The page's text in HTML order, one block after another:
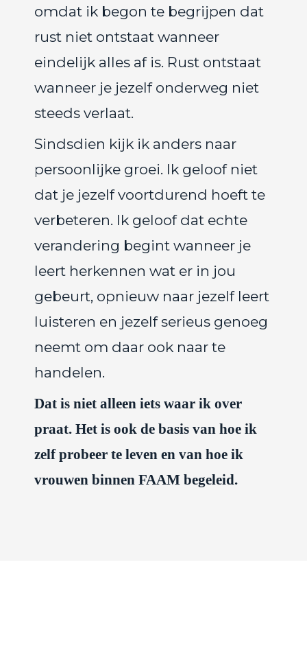
omdat ik begon te begrijpen dat
rust niet ontstaat wanneer
eindelijk alles af is. Rust ontstaat
wanneer je jezelf onderweg niet
steeds verlaat.
Sindsdien kijk ik anders naar
persoonlijke groei. Ik geloof niet
dat je jezelf voortdurend hoeft te
verbeteren. Ik geloof dat echte
verandering begint wanneer je
leert herkennen wat er in jou
gebeurt, opnieuw naar jezelf leert
luisteren en jezelf serieus genoeg
neemt om daar ook naar te
handelen.
Dat is niet alleen iets waar ik over
praat. Het is ook de basis van hoe ik
zelf probeer te leven en van hoe ik
vrouwen binnen FAAM begeleid.